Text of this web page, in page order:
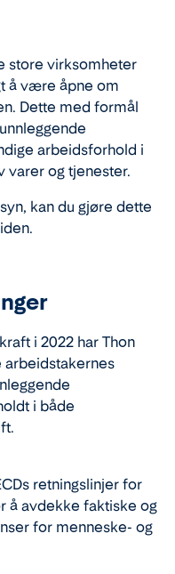
store virksomheter
å være åpne om
Dette med formål
arbeidsforhold i
varer og tjenester.
kan du gjøre dette
i 2022 har Thon
arbeidstakernes
i både
retningslinjer for
å avdekke faktiske og
for menneske- og